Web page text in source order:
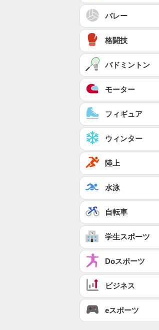
バレー
格闘技
バドミントン
モーター
フィギュア
ウィンター
陸上
水泳
自転車
学生スポーツ
Doスポーツ
ビジネス
eスポーツ